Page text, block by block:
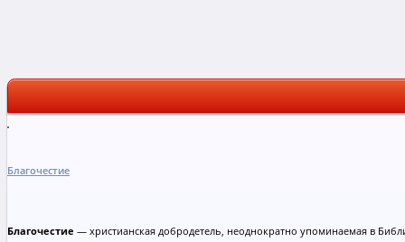
Благочестие
Благочестие — христианская добродетель, неоднократно упоминаемая в